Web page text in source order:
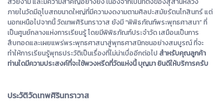
ภายในวัดมีอุโบสถขนาดใหญ่ที่มีความงดงามตามศิลปะสมัยรัตนโกสินทร์ แต่
นอกเหนือไปจากนี้ วัดเทพศิรินทราวาส ยังมี “พิพิธภัณฑ์พระพุทธศาสนา” ที่
เป็นศูนย์กลางแห่งการเรียนรู้ โดยมีพิพิธภัณฑ์ประจำวัด เสมือนเป็นการ
สืบทอดและเผยแพร่พระพุทธศาสนาสู่พุทธศาสนิกชนอย่างสมบูรณ์ ที่จะ
ทำให้การเรียนรู้พุทธประวัติเป็นเรื่องที่ไม่น่าเบื่ออีกต่อไป สำหรับคุณลูกค้า
ท่านใดมีความประสงค์ที่จะใช้พวงหรีดที่วัดแห่งนี้ บุญมา ยินดีให้บริการครับ
ประวัติวัดเทพศิรินทราวาส